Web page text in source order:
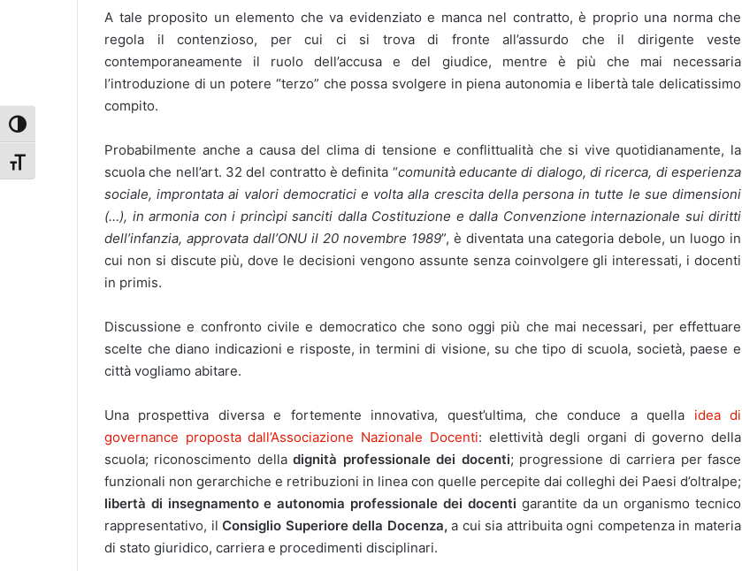
Attiva/disattiva alto contrasto
Attiva/disattiva dimensione testo
A tale proposito un elemento che va evidenziato e manca nel contratto, è proprio una norma che
regola il contenzioso, per cui ci si trova di fronte all’assurdo che il dirigente veste
contemporaneamente il ruolo dell’accusa e del giudice, mentre è più che mai necessaria
l’introduzione di un potere “terzo” che possa svolgere in piena autonomia e libertà tale delicatissimo
compito.
Probabilmente anche a causa del clima di tensione e conflittualità che si vive quotidianamente, la
scuola che nell’art. 32 del contratto è definita “comunità educante di dialogo, di ricerca, di esperienza
sociale, improntata ai valori democratici e volta alla crescita della persona in tutte le sue dimensioni
(…), in armonia con i princìpi sanciti dalla Costituzione e dalla Convenzione internazionale sui diritti
dell’infanzia, approvata dall’ONU il 20 novembre 1989”, è diventata una categoria debole, un luogo in
cui non si discute più, dove le decisioni vengono assunte senza coinvolgere gli interessati, i docenti
in primis.
Discussione e confronto civile e democratico che sono oggi più che mai necessari, per effettuare
scelte che diano indicazioni e risposte, in termini di visione, su che tipo di scuola, società, paese e
città vogliamo abitare.
Una prospettiva diversa e fortemente innovativa, quest’ultima, che conduce a quella idea di
governance proposta dall’Associazione Nazionale Docenti: elettività degli organi di governo della
scuola; riconoscimento delladignità professionale dei docenti; progressione di carriera per fasce
funzionali non gerarchiche e retribuzioni in linea con quelle percepite dai colleghi dei Paesi d’oltralpe;
libertà di insegnamento e autonomia professionale dei docenti garantite da un organismo tecnico
rappresentativo, il Consiglio Superiore della Docenza, a cui sia attribuita ogni competenza in materia
di stato giuridico, carriera e procedimenti disciplinari.